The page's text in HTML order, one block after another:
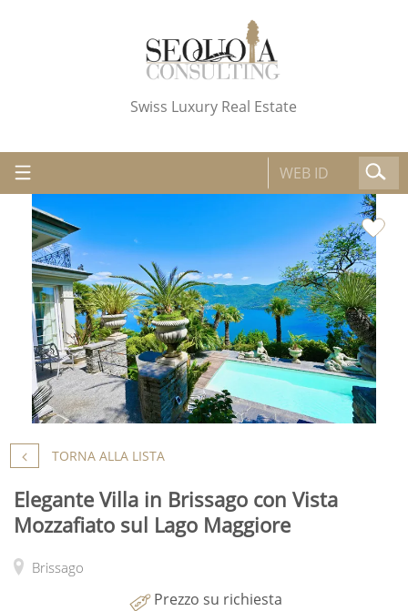
Swiss Luxury Real Estate
TORNA ALLA LISTA
Elegante Villa in Brissago con Vista
Mozzafiato sul Lago Maggiore
Brissago
Prezzo su richiesta